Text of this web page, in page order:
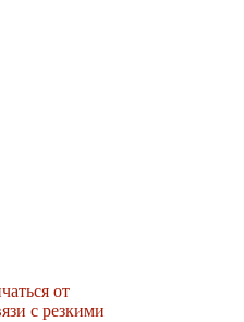
от
с резкими